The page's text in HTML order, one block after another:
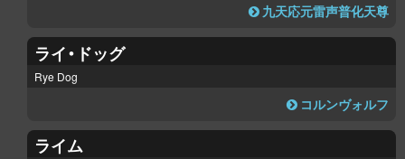
九天応元雷声普化天尊
ライ・ドッグ
Rye Dog
コルンヴォルフ
ライム